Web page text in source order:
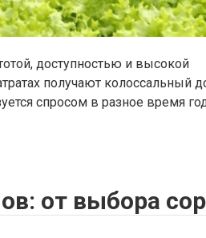
доступностью и высокой
получают колоссальный
спросом в разное время
от выбора